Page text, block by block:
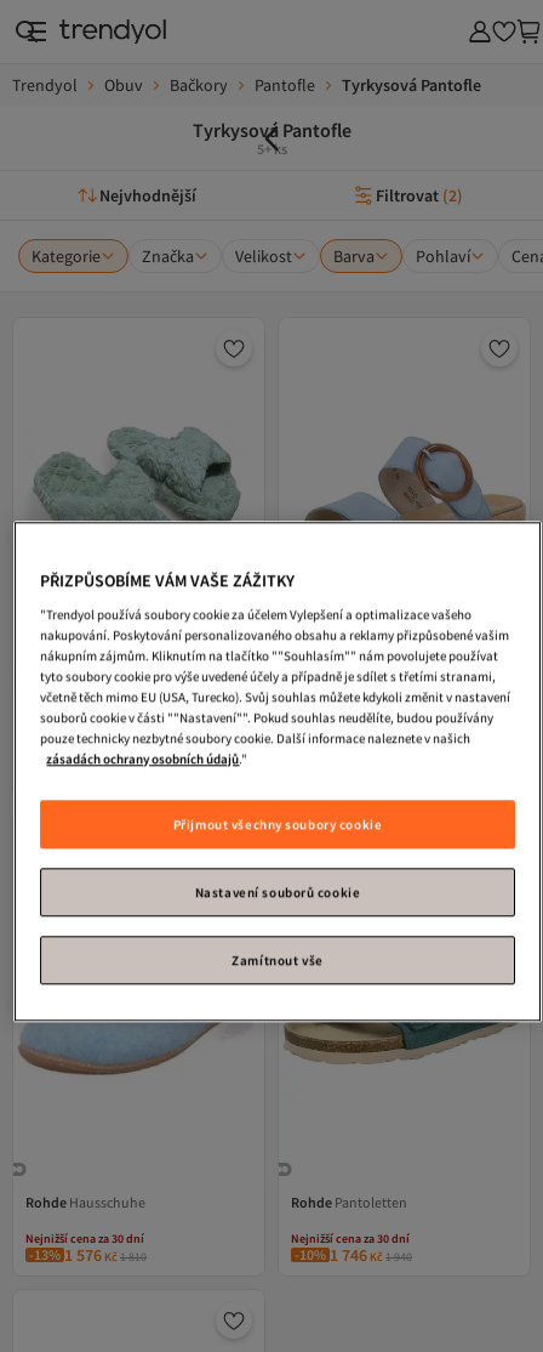
Trendyol Obuv Bačkory Pantofle Tyrkysová Pantofle
Tyrkysová Pantofle
5+ ks
Nejvhodnější Filtrovat (2)
Kategorie Značka Velikost Barva Pohlaví
Minamoda
Plyšové dámské
domácí pantofle kobercové pantofle
trendy produkty
(1)
Doprava zdarma
RemontePantoletten
Nejnižší cena za 30 dní
Doprava zdarma
Nejnižší cena za 30 dní
Rohde Hausschuhe
Nejnižší cena za 30 dní
Nejnižší cena za 30 dní
-13% 1 576 Kč 1 810
Rohde Pantoletten
Nejnižší cena za 30 dní
Nejnižší cena za 30 dní
-10% 1 746 Kč 1 940
PŘIZPŮSOBÍME VÁM VAŠE ZÁŽITKY
"Trendyol používá soubory cookie za účelem Vylepšení a optimalizace vašeho
nakupování. Poskytování personalizovaného obsahu a reklamy přizpůsobené vašim
nákupním zájmům. Kliknutím na tlačítko ""Souhlasím"" nám povolujete používat
tyto soubory cookie pro výše uvedené účely a případně je sdílet s třetími stranami,
včetně těch mimo EU (USA, Turecko). Svůj souhlas můžete kdykoli změnit v nastavení
souborů cookie v části ""Nastavení"". Pokud souhlas neudělíte, budou používány
pouze technicky nezbytné soubory cookie. Další informace naleznete v našich
zásadách ochrany osobních údajů."
Přijmout všechny soubory cookie
Nastavení souborů cookie
Zamítnout vše